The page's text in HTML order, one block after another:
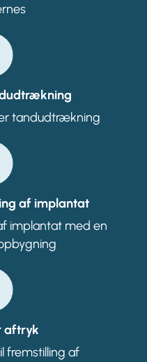
tandudtrækning
af implantat
implantat med en
aftryk
fremstilling af